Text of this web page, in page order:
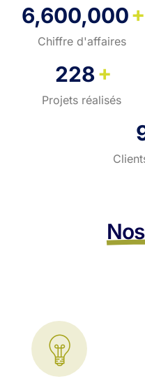
6,600,000+
Chiffre d'affaires
228+
Projets réalisés